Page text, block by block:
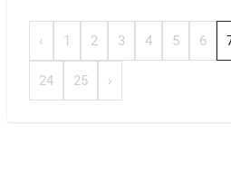
‹ 1 2 3 4 5 6
24 25 ›